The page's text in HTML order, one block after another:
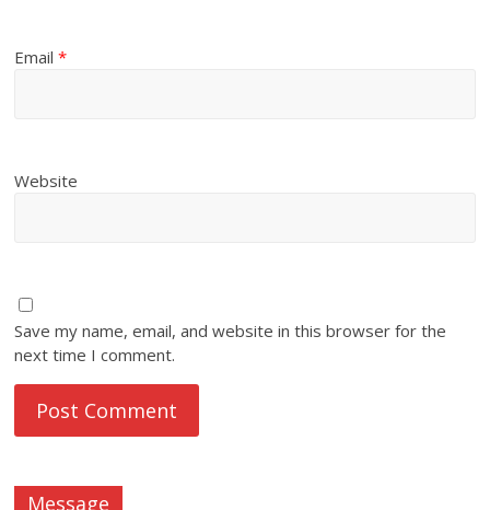
Email*
Website
Save my name, email, and website in this browser for the
next time I comment.
Message